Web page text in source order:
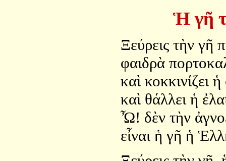
Ἡ γῆ
Ξεύρεις τὴν γῆ
φαιδρὰ
καὶ κοκκινίζει
καὶ θάλλει ἡ
Ὦ! δὲν τὴν
εἶναι ἡ γῆ ἡ